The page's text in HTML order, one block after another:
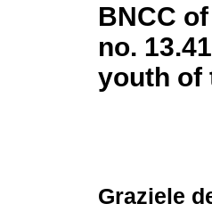
BNCC
no.
youth of
Graziele